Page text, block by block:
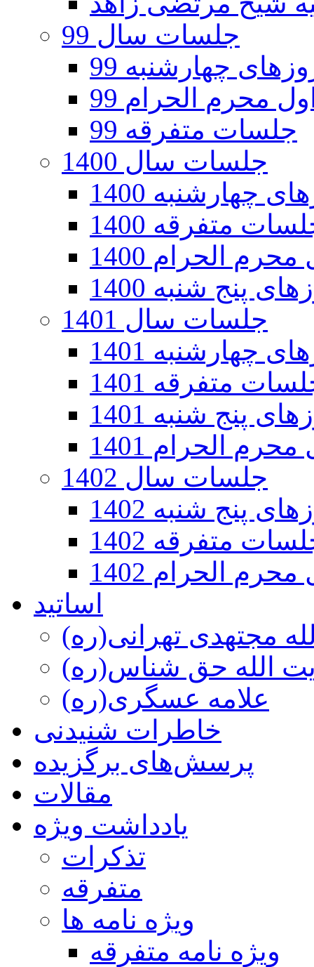
جلسات سال 99
چهارشنبه 99
محرم الحرام 99
جلسات متفرقه 99
جلسات سال 1400
چهارشنبه 1400
متفرقه 1400
الحرام 1400
پنج شنبه 1400
جلسات سال 1401
چهارشنبه 1401
متفرقه 1401
پنج شنبه 1401
الحرام 1401
جلسات سال 1402
پنج شنبه 1402
متفرقه 1402
الحرام 1402
اساتید
مجتهدی تهرانی(ره)
الله حق شناس(ره)
علامه عسگری(ره)
خاطرات شنیدنی
پرسش‌های برگزیده
مقالات
یادداشت ویژه
تذكرات
متفرقه
ويژه نامه ها
ويژه نامه متفرقه